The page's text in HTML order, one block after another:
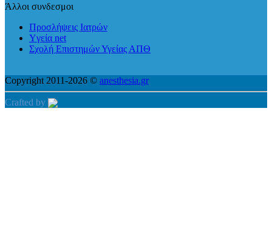
Άλλοι συνδεσμοι
Προσλήψεις Ιατρών
Yγεία net
Σχολή Επιστημών Υγείας ΑΠΘ
Copyright 2011-2026 © anesthesia.gr
Crafted by